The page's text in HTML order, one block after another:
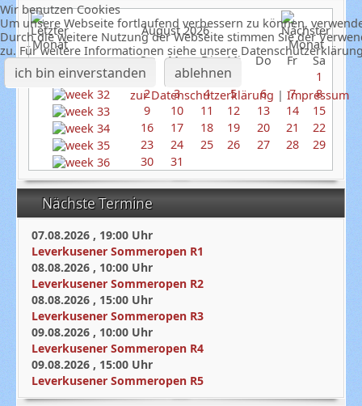
August 2026
So
Mo Di Mi Do Fr
Sa
1
2
3 4 5 6 7
8
9
10 11 12 13 14
15
16
17 18 19 20 21
22
23
24 25 26 27 28
29
30
31
Nächste Termine
07.08.2026 , 19:00 Uhr
Leverkusener Sommeropen R1
08.08.2026 , 10:00 Uhr
Leverkusener Sommeropen R2
08.08.2026 , 15:00 Uhr
Leverkusener Sommeropen R3
09.08.2026 , 10:00 Uhr
Leverkusener Sommeropen R4
09.08.2026 , 15:00 Uhr
Leverkusener Sommeropen R5
Wir benutzen Cookies
Um unsere Webseite fortlaufend verbessern zu können,
Durch die weitere Nutzung der Webseite stimmen Sie der
zu. Für weitere Informationen siehe unsere
ich bin einverstanden ablehnen
zur Datenschutzerklärung | Impressum